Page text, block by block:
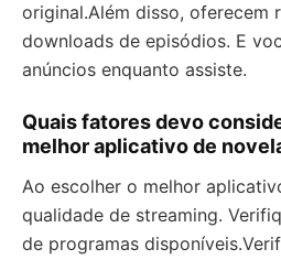
original.Além disso, oferecem
downloads de episódios. E
anúncios enquanto assiste.
Quais fatores devo
melhor aplicativo de
Ao escolher o melhor
qualidade de streaming.
de programas